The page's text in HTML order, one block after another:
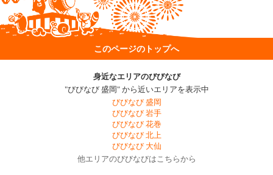
このページのトップへ
身近なエリアのびびなび
"びびなび 盛岡" から近いエリアを表示中
びびなび 盛岡
びびなび 岩手
びびなび 花巻
びびなび 北上
びびなび 大仙
他エリアのびびなびはこちらから